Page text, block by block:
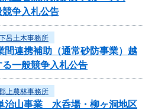
争入札公告
呂土木事務所
間連携補助（通常砂防事業）越
一般競争入札公告
上農林事務所
治山事業 水呑場・柳ヶ洞地区